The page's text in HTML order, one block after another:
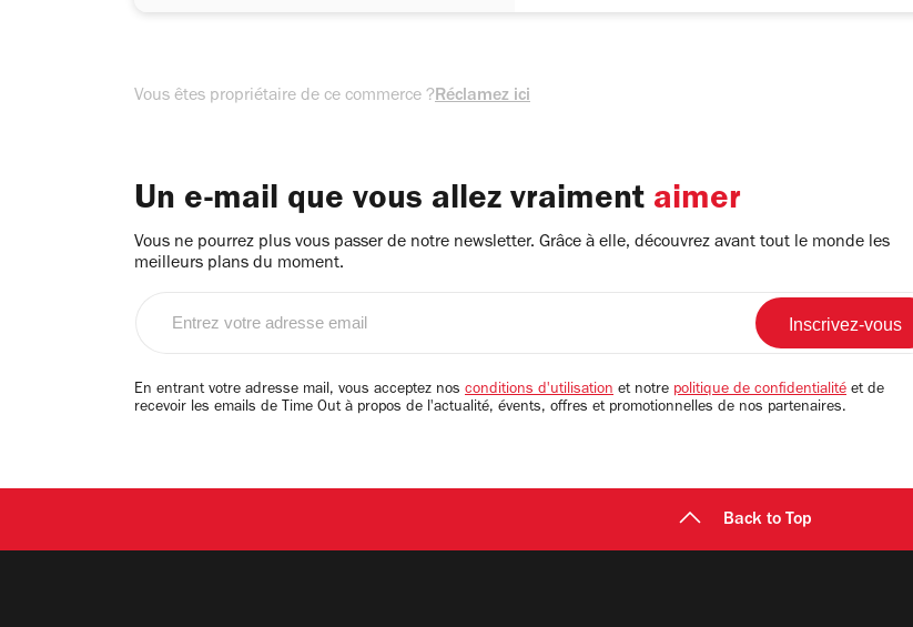
Vous êtes propriétaire de ce commerce ?Réclamez ici
Un e-mail que vous allez vraiment aimer
Vous ne pourrez plus vous passer de notre newsletter. Grâce à elle, découvrez avant tout le monde les
meilleurs plans du moment.
email
En entrant votre adresse mail, vous acceptez nos conditions d'utilisation et notre politique de confidentialité et de
recevoir les emails de Time Out à propos de l'actualité, évents, offres et promotionnelles de nos partenaires.
Back to Top